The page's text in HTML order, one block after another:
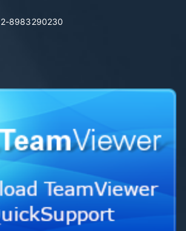
8983290230